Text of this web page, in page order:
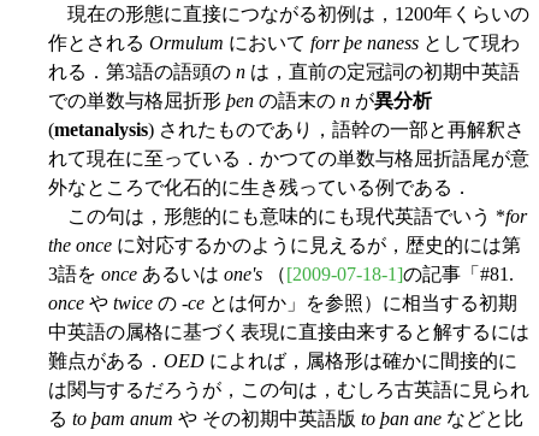
現在の形態に直接につながる初例は，1200年くらいの
作とされる Ormulum において forr þe naness として現わ
れる．第3語の語頭の n は，直前の定冠詞の初期中英語
での単数与格屈折形 þen の語末の n が異分析
(metanalysis) されたものであり，語幹の一部と再解釈さ
れて現在に至っている．かつての単数与格屈折語尾が意
外なところで化石的に生き残っている例である．
この句は，形態的にも意味的にも現代英語でいう *for
the once に対応するかのように見えるが，歴史的には第
3語を once あるいは one's （[2009-07-18-1]の記事「#81.
once や twice の -ce とは何か」を参照）に相当する初期
中英語の属格に基づく表現に直接由来すると解するには
難点がある． OED によれば，属格形は確かに間接的に
は関与するだろうが，この句は，むしろ古英語に見られ
る to þam anum や その初期中英語版 to þan ane などと比